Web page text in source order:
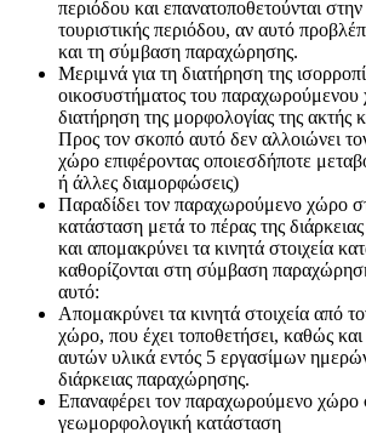
περιόδου και επανατοποθετούνται
τουριστικής περιόδου, αν αυτό
και τη σύμβαση παραχώρησης.
Μεριμνά για τη διατήρηση της
οικοσυστήματος του
διατήρηση της μορφολογίας της ακτής
Προς τον σκοπό αυτό δεν αλλοιώνει
χώρο επιφέροντας οποιεσδήποτε
ή άλλες διαμορφώσεις)
Παραδίδει τον παραχωρούμενο χώρο
κατάσταση μετά το πέρας της
και απομακρύνει τα κινητά στοιχεία
καθορίζονται στη σύμβαση
αυτό:
Απομακρύνει τα κινητά στοιχεία από
χώρο, που έχει τοποθετήσει, καθώς
αυτών υλικά εντός 5 εργασίμων
διάρκειας παραχώρησης.
Επαναφέρει τον παραχωρούμενο χώρο
γεωμορφολογική κατάσταση